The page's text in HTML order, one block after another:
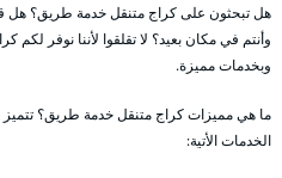
هل تبحثون على كراج متنقل خدمة طريق؟ هل
وأنتم في مكان بعيد؟ لا تقلقوا لأننا نوفر
وبخدمات مميزة.
ما هي مميزات كراج متنقل خدمة طريق؟
الخدمات الأتية: